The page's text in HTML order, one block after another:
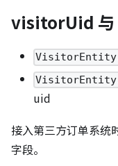
visitorUid 与
uid
接入第三方订单系统
字段。